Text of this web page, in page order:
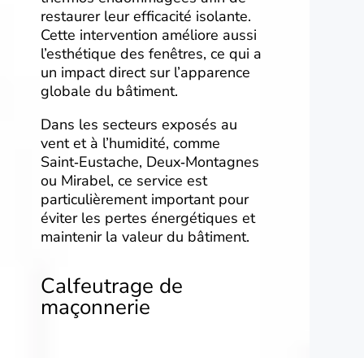
restaurer leur efficacité isolante.
Cette intervention améliore aussi
l’esthétique des fenêtres, ce qui a
un impact direct sur l’apparence
globale du bâtiment.
Dans les secteurs exposés au
vent et à l’humidité, comme
Saint‑Eustache, Deux‑Montagnes
ou Mirabel, ce service est
particulièrement important pour
éviter les pertes énergétiques et
maintenir la valeur du bâtiment.
Calfeutrage de
maçonnerie